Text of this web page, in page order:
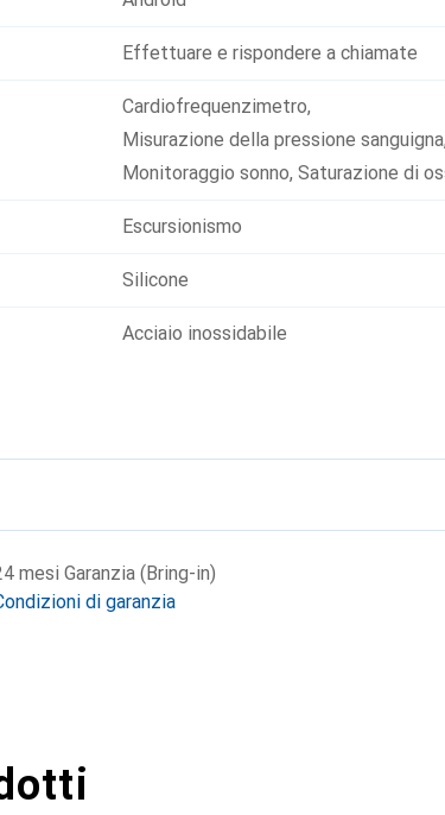
Effettuare e rispondere a chiamate
Cardiofrequenzimetro,
Misurazione della pressione sanguigna,
Monitoraggio sonno, Saturazione di
Escursionismo
Silicone
Acciaio inossidabile
mesi Garanzia (Bring-in)
di garanzia